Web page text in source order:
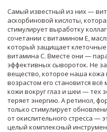
Самый известный из них —
аскорбиновой кислоты,
стимулирует выработку
сочетании свитамином Е,
который защищает
витамина С. Вместе они —
эффективных сывороток. Не
вещество, которое наша кожа
возрастом его становится
кожи вокруг глаз и шеи — тех
теряет энергию. Аретинол,
только стимулирует
от окислительного стресса —
целый комплексный